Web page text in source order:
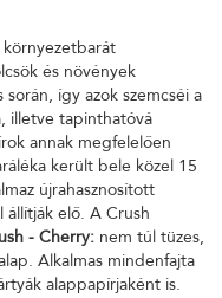
és növények
így azok szemcséi a
illetve tapinthatóvá
annak megfelelően
került bele közel 15
újrahasznosított
elő. A Crush
- Cherry: nem túl tüzes,
Alkalmas mindenfajta
alappapírjaként is.